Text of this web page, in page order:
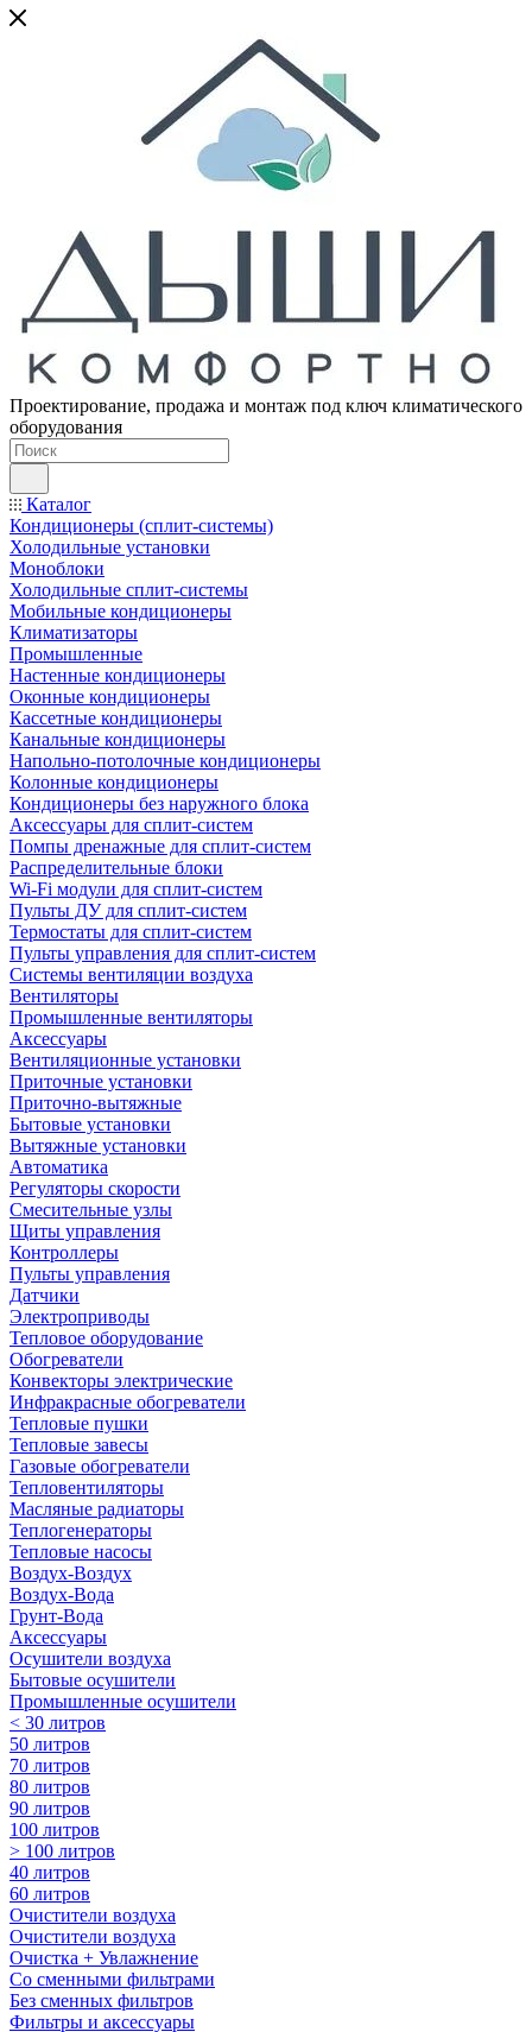
Проектирование, продажа и монтаж под ключ климатического
оборудования
Каталог
Кондиционеры (сплит-системы)
Холодильные установки
Моноблоки
Холодильные сплит-системы
Мобильные кондиционеры
Климатизаторы
Промышленные
Настенные кондиционеры
Оконные кондиционеры
Кассетные кондиционеры
Канальные кондиционеры
Напольно-потолочные кондиционеры
Колонные кондиционеры
Кондиционеры без наружного блока
Аксессуары для сплит-систем
Помпы дренажные для сплит-систем
Распределительные блоки
Wi-Fi модули для сплит-систем
Пульты ДУ для сплит-систем
Термостаты для сплит-систем
Пульты управления для сплит-систем
Системы вентиляции воздуха
Вентиляторы
Промышленные вентиляторы
Аксессуары
Вентиляционные установки
Приточные установки
Приточно-вытяжные
Бытовые установки
Вытяжные установки
Автоматика
Регуляторы скорости
Смесительные узлы
Щиты управления
Контроллеры
Пульты управления
Датчики
Электроприводы
Тепловое оборудование
Обогреватели
Конвекторы электрические
Инфракрасные обогреватели
Тепловые пушки
Тепловые завесы
Газовые обогреватели
Тепловентиляторы
Масляные радиаторы
Теплогенераторы
Тепловые насосы
Воздух-Воздух
Воздух-Вода
Грунт-Вода
Аксессуары
Осушители воздуха
Бытовые осушители
Промышленные осушители
< 30 литров
50 литров
70 литров
80 литров
90 литров
100 литров
> 100 литров
40 литров
60 литров
Очистители воздуха
Очистители воздуха
Очистка + Увлажнение
Cо сменными фильтрами
Без сменных фильтров
Фильтры и аксессуары